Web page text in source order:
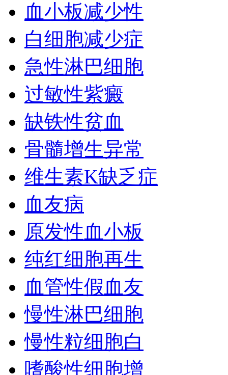
血小板减少性
白细胞减少症
急性淋巴细胞
过敏性紫癜
缺铁性贫血
骨髓增生异常
维生素K缺乏症
血友病
原发性血小板
纯红细胞再生
血管性假血友
慢性淋巴细胞
慢性粒细胞白
嗜酸性细胞增